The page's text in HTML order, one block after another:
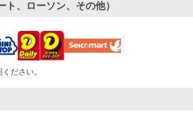
、ローソン、その他）
ださい。